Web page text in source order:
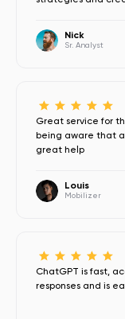
Nick
Sr. Analyst
Great service for
being aware that
great help
Louis
Mobilizer
ChatGPT is fast,
responses and is